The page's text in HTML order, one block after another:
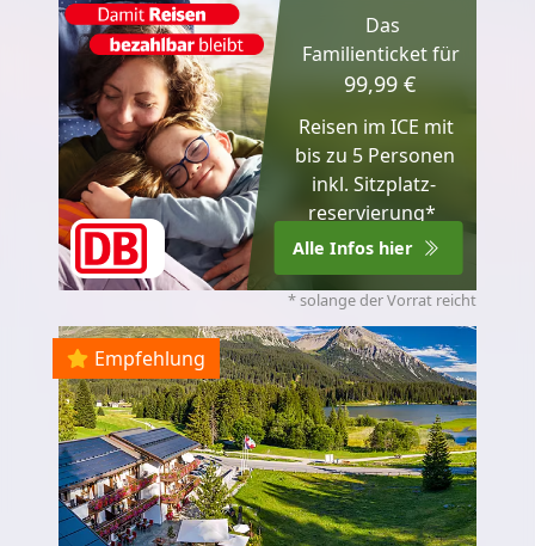
Das
Familienticket für
99,99 €
Reisen im ICE mit
bis zu 5 Personen
inkl. Sitzplatz­
reservierung*
Alle Infos hier
* solange der Vorrat reicht
Empfehlung